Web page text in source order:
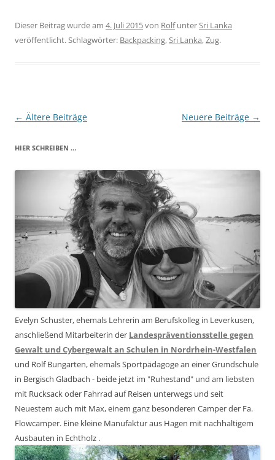
Dieser Beitrag wurde am 4. Juli 2015von RolfunterSri Lanka
veröffentlicht. Schlagwörter: Backpacking,Sri Lanka,Zug.
Beitragsnavigation
← Ältere Beiträge Neuere Beiträge →
HIER SCHREIBEN …
Evelyn Schuster, ehemals Lehrerin am Berufskolleg in Leverkusen,
anschließend Mitarbeiterin der Landespräventionsstelle gegen
Gewalt und Cybergewalt an Schulen in Nordrhein-Westfalen
und Rolf Bungarten, ehemals Sportpädagoge an einer Grundschule
in Bergisch Gladbach - beide jetzt im "Ruhestand" und am liebsten
mit Rucksack oder Fahrrad auf Reisen unterwegs und seit
Neuestem auch mit Max, einem ganz besonderen Camper der Fa.
Flowcamper. Eine kleine Manufaktur aus Hagen mit nachhaltigem
Ausbauten in Echtholz .